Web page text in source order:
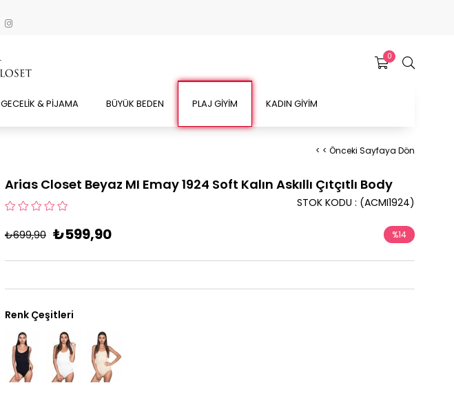
0
GECELİK & PİJAMA BÜYÜK BEDEN PLAJ GİYİM KADIN GİYİM
< < Önceki Sayfaya Dön
Arias Closet Beyaz MI Emay 1924 Soft Kalın Askıllı Çıtçıtlı Body
(ACMI1924)
STOK KODU
₺699,90 ₺599,90 %14
Renk Çeşitleri